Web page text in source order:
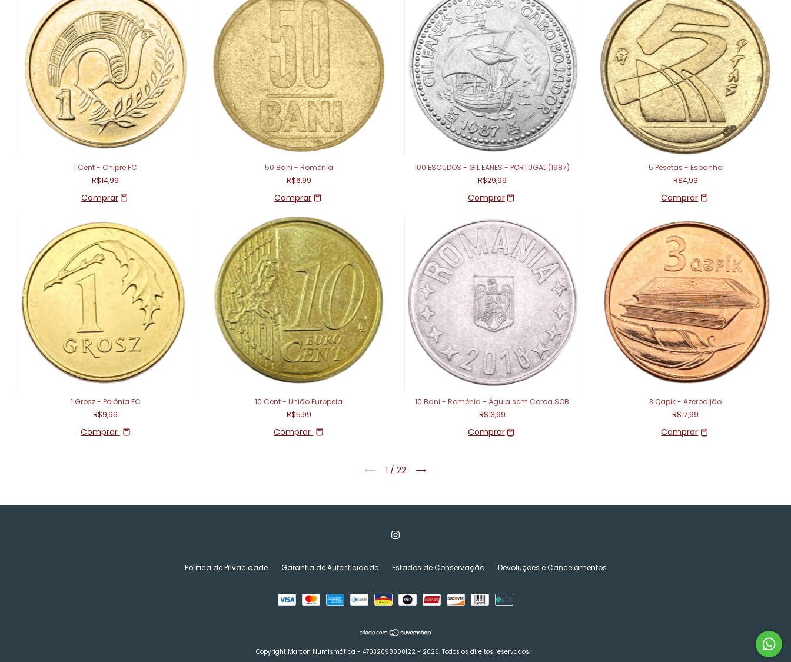
1 Cent - Chipre FC
R$14,99
50 Bani - Romênia
R$6,99
100 ESCUDOS - GIL EANES - PORTUGAL (1987)
R$29,99
5 Pesetas - Espanha
R$4,99
1 Grosz - Polônia FC
R$9,99
Comprar
10 Cent - União Europeia
R$5,99
Comprar
10 Bani - Romênia - Águia sem Coroa SOB
R$13,99
3 Qapik - Azerbaijão
R$17,99
1 / 22
Política de Privacidade Garantia de Autenticidade Estados de Conservação Devoluções e Cancelamentos
Copyright Marcon Numismática - 47032098000122 - 2026. Todos os direitos reservados.